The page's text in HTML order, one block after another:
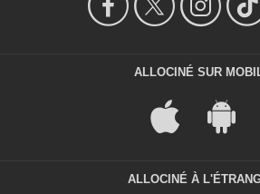
ALLOCINÉ SUR
ALLOCINÉ À